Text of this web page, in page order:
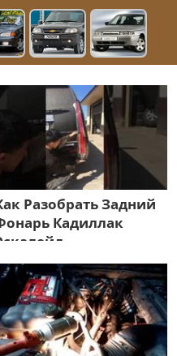
Разобрать Задний
Кадиллак